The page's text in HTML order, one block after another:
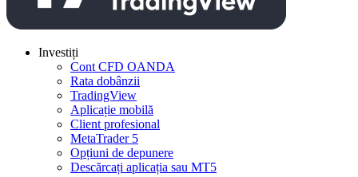
Investiți
Cont CFD OANDA
Rata dobânzii
TradingView
Aplicație mobilă
Client profesional
MetaTrader 5
Opțiuni de depunere
Descărcați aplicația sau MT5